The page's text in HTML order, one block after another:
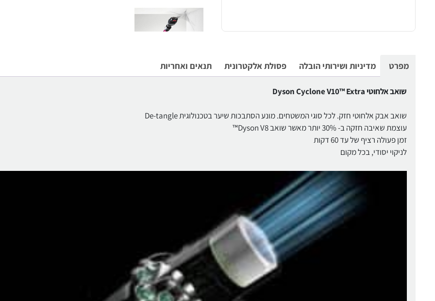
מפרט מדיניות ושירותי הובלה פסולת אלקטרונית תנאים ואחריות
שואב אלחוטי Dyson Cyclone V10™ Extra
שואב אבק אלחוטי חזק. לכל סוגי המשטחים. מונע הסתבכות שיער בטכנולוגית De-tangle
עוצמת שאיבה חזקה ב- 30% יותר מאשר שואב Dyson V8™
זמן פעולה רציף של עד 60 דקות
לניקוי יסודי, בכל מקום